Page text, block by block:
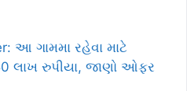
આ ગામમા રહેવા માટે
લાખ રુપીયા, જાણો ઓફર